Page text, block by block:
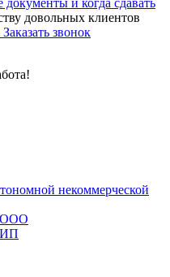
и когда сдавать
довольных клиентов
Заказать звонок
некоммерческой
ООО
ИП